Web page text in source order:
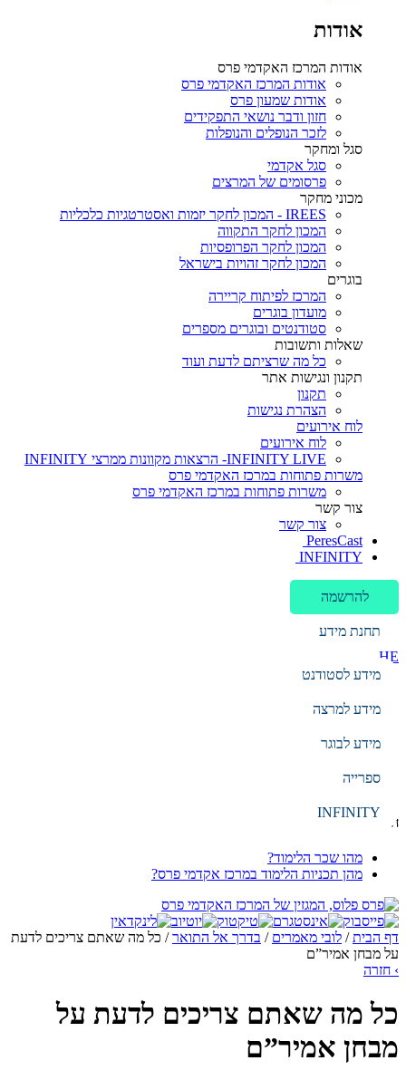
אודות
אודות המרכז האקדמי פרס
אודות המרכז האקדמי פרס
אודות שמעון פרס
חזון ודבר נושאי התפקידים
לזכר הנופלים והנופלות
סגל ומחקר
סגל אקדמי
פרסומים של המרצים
מכוני מחקר
IREES - המכון לחקר יזמות ואסטרטגיות כלכליות
המכון לחקר התקווה
המכון לחקר הפרופסיות
המכון לחקר זהויות בישראל
בוגרים
המרכז לפיתוח קריירה
מועדון בוגרים
סטודנטים ובוגרים מספרים
שאלות ותשובות
כל מה שרציתם לדעת ועוד
תקנון ונגישות אתר
תקנון
הצהרת נגישות
לוח אירועים
לוח אירועים
INFINITY LIVE- הרצאות מקוונות ממרצי INFINITY
משרות פתוחות במרכז האקדמי פרס
משרות פתוחות במרכז האקדמי פרס
צור קשר
צור קשר
PeresCast
INFINITY
להרשמה
תחנת מידע
מידע לסטודנט
מידע למרצה
מידע לבוגר
ספרייה
INFINITY
HE
עברית
חיפושים נפוצים
מהו שכר הלימוד?
מהן תכניות הלימוד במרכז אקדמי פרס?
דף הבית/ לובי מאמרים / בדרך אל התואר/ כל מה שאתם צריכים לדעת
על מבחן אמיר”ם
› חזרה
כל מה שאתם צריכים לדעת על
מבחן אמיר”ם